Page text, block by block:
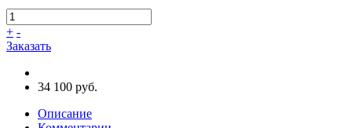
+ -
Заказать
34 100 руб.
Описание